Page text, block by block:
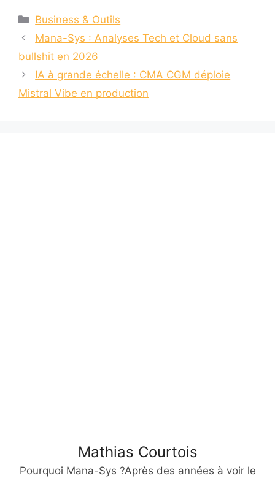
Catégories
Business & Outils
Mana-Sys : Analyses Tech et Cloud sans
bullshit en 2026
IA à grande échelle : CMA CGM déploie
Mistral Vibe en production
Mathias Courtois
Pourquoi Mana-Sys ?Après des années à voir le